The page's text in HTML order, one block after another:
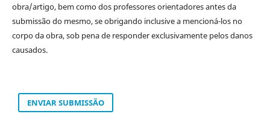
obra/artigo, bem como dos professores orientadores antes da
submissão do mesmo, se obrigando inclusive a mencioná-los no
corpo da obra, sob pena de responder exclusivamente pelos danos
causados.
ENVIAR SUBMISSÃO